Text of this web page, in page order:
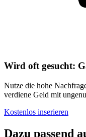
Wird oft gesucht:
Nutze die hohe
verdiene Geld mit
Kostenlos inserieren
Dazu passend